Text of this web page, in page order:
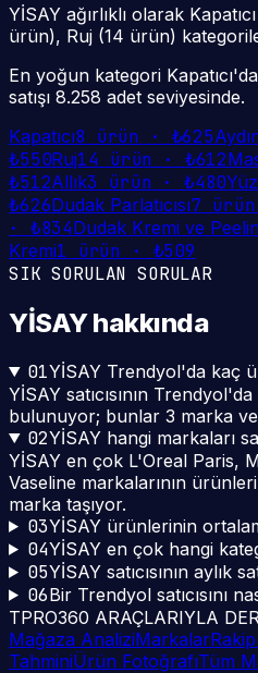
YİSAY ağırlıklı olarak
ürün), Ruj (14 ürün)
En yoğun kategori Kapatıcı'da
satışı 8.258 adet seviyesinde.
Kapatıcı8 ürün · ₺625
₺550Ruj14 ürün · ₺612
₺512Allık3 ürün · ₺480
₺626Dudak Parlatıcısı7
· ₺834Dudak Kremi ve
Kremi1 ürün · ₺509
SIK SORULAN SORULAR
YİSAYhakkında
01YİSAY Trendyol'da kaç
YİSAY satıcısının
bulunuyor; bunlar 3 marka ve
02YİSAY hangi markaları
YİSAY en çok L'Oreal Paris,
Vaseline markalarının
marka taşıyor.
03YİSAY ürünlerinin
04YİSAY en çok hangi
05YİSAY satıcısının aylık
06Bir Trendyol satıcısını
TPRO360 ARAÇLARIYLA
Mağaza AnaliziMarkalar
TahminiÜrün FotoğrafıTüm